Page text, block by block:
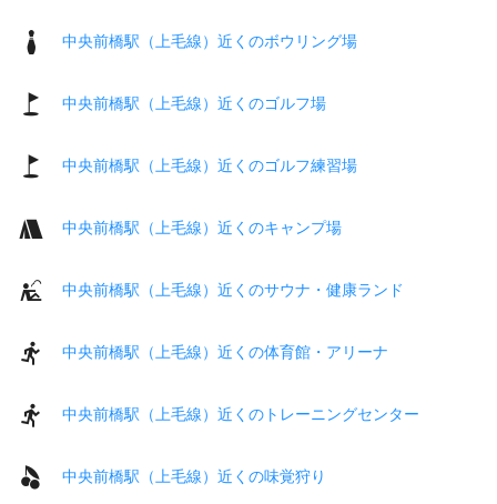
中央前橋駅（上毛線）近くのボウリング場
中央前橋駅（上毛線）近くのゴルフ場
中央前橋駅（上毛線）近くのゴルフ練習場
中央前橋駅（上毛線）近くのキャンプ場
中央前橋駅（上毛線）近くのサウナ・健康ランド
中央前橋駅（上毛線）近くの体育館・アリーナ
中央前橋駅（上毛線）近くのトレーニングセンター
中央前橋駅（上毛線）近くの味覚狩り